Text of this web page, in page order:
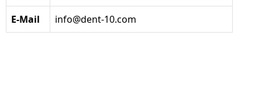
E-Mail info@dent-10.com